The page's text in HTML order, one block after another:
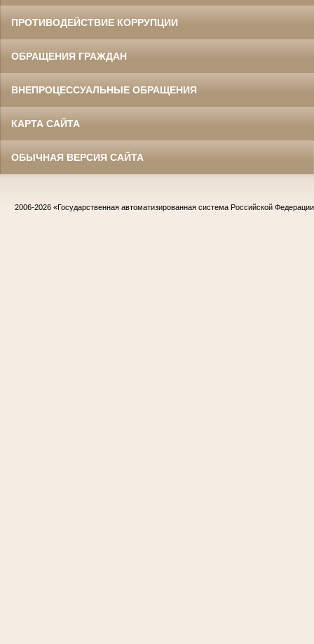
ПРОТИВОДЕЙСТВИЕ КОРРУПЦИИ
ОБРАЩЕНИЯ ГРАЖДАН
ВНЕПРОЦЕССУАЛЬНЫЕ ОБРАЩЕНИЯ
КАРТА САЙТА
ОБЫЧНАЯ ВЕРСИЯ САЙТА
2006-2026 «Государственная автоматизированная система Российской